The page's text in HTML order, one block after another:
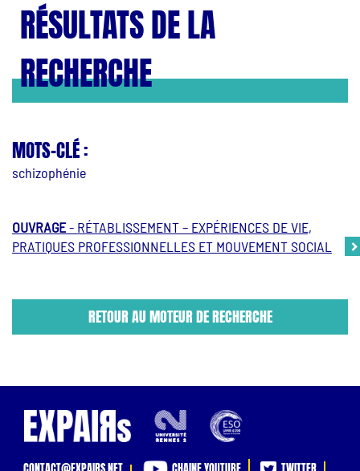
RÉSULTATS DE LA
RECHERCHE
MOTS-CLÉ :
schizophénie
OUVRAGE- RÉTABLISSEMENT – EXPÉRIENCES DE VIE,
PRATIQUES PROFESSIONNELLES ET MOUVEMENT SOCIAL
RETOUR AU MOTEUR DE RECHERCHE